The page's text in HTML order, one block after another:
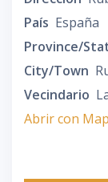
País España
Province/
City/Town
Vecindario
Abrir con